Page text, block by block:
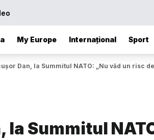
My Europe Internațional Sport
Dan, la Summitul NATO: „Nu văd un risc
la Summitul